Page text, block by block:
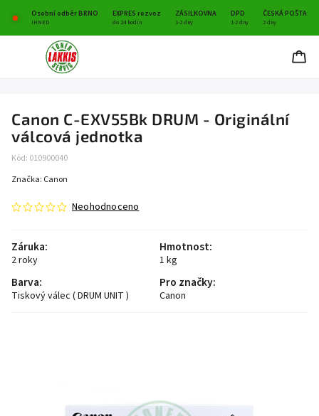
Osobní odběr BRNO EXPRES rozvoz ZÁSILKOVNA DPD ČESKÁ POŠTA
IHNED do 24 hodin 1-2 dny 1-2 dny 2 dny
Canon C-EXV55Bk DRUM - Originální
válcová jednotka
Kód: 010900040
Neohodnoceno
Záruka:
2 roky
Hmotnost:
1 kg
Barva:
Tiskový válec ( DRUM UNIT )
Pro značky:
Canon
Značka: Canon